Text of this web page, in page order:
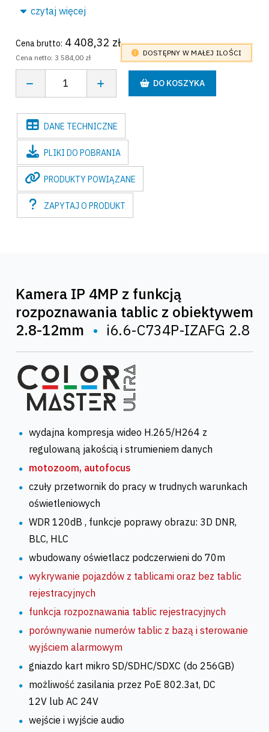
czytaj więcej
Cena brutto: 4 408,32 zł
Cena netto: 3 584,00 zł
DOSTĘPNY W MAŁEJ ILOŚCI
DO KOSZYKA
DANE TECHNICZNE
PLIKI DO POBRANIA
PRODUKTY POWIĄZANE
ZAPYTAJO PRODUKT
Kamera IP 4MP z funkcją
rozpoznawania tablic z obiektywem
2.8-12mm • i6.6-C734P-IZAFG 2.8
wydajna kompresja wideo H.265/H264 z
regulowaną jakością i strumieniem danych
motozoom, autofocus
czuły przetwornik do pracy w trudnych warunkach
oświetleniowych
WDR 120dB , funkcje poprawy obrazu: 3D DNR,
BLC, HLC
wbudowany oświetlacz podczerwieni do 70m
wykrywanie pojazdów z tablicami oraz bez tablic
rejestracyjnych
funkcja rozpoznawania tablic rejestracyjnych
porównywanie numerów tablic z bazą i sterowanie
wyjściem alarmowym
gniazdo kart mikro SD/SDHC/SDXC (do 256GB)
możliwość zasilania przez PoE 802.3at, DC
12V lub AC 24V
wejście i wyjście audio